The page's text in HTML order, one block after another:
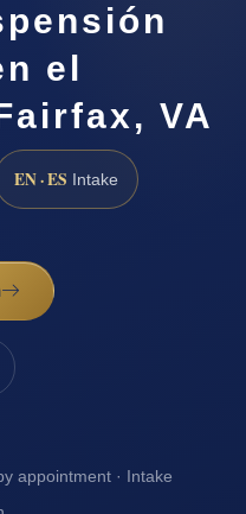
el
VA
EN · ES Intake
appointment · Intake